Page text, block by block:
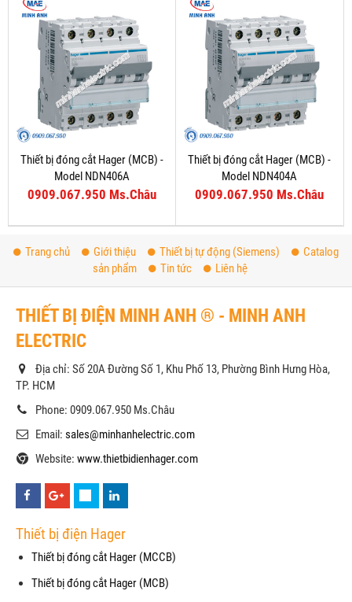
Thiết bị đóng cắt Hager (MCB) -
Model NDN406A
0909.067.950 Ms.Châu
Thiết bị đóng cắt Hager (MCB) -
Model NDN404A
0909.067.950 Ms.Châu
Trang chủ Giới thiệu Thiết bị tự động (Siemens)
Catalog
sản phẩm
Tin tức Liên hệ
THIẾT BỊ ĐIỆN MINH ANH ® - MINH ANH
ELECTRIC
Địa chỉ: Số 20A Đường Số 1, Khu Phố 13, Phường Bình Hưng Hòa,
TP. HCM
Phone: 0909.067.950 Ms.Châu
Email: sales@minhanhelectric.com
Website: www.thietbidienhager.com
Thiết bị điện Hager
Thiết bị đóng cắt Hager (MCCB)
Thiết bị đóng cắt Hager (MCB)